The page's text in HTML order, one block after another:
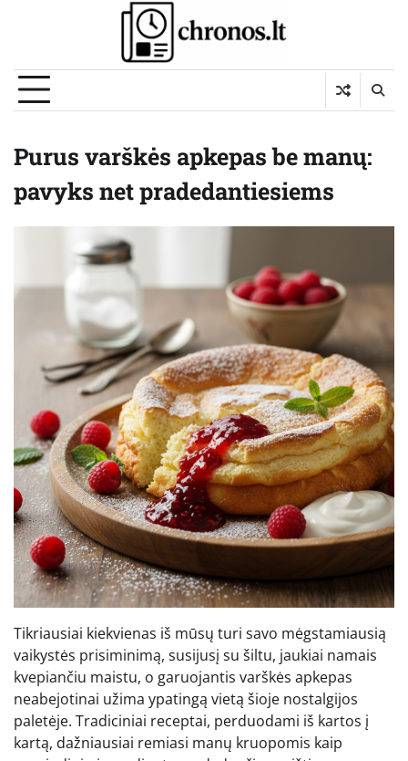
Purus varškės apkepas be manų:
pavyks net pradedantiesiems
Tikriausiai kiekvienas iš mūsų turi savo mėgstamiausią
vaikystės prisiminimą, susijusį su šiltu, jaukiai namais
kvepiančiu maistu, o garuojantis varškės apkepas
neabejotinai užima ypatingą vietą šioje nostalgijos
paletėje. Tradiciniai receptai, perduodami iš kartos į
kartą, dažniausiai remiasi manų kruopomis kaip